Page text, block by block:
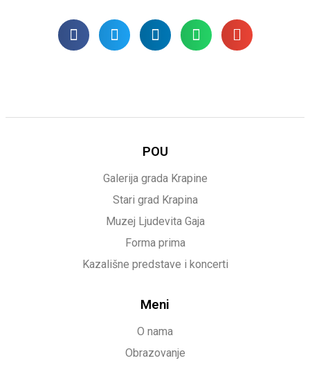
POU
Galerija grada Krapine
Stari grad Krapina
Muzej Ljudevita Gaja
Forma prima
Kazališne predstave i koncerti
Meni
O nama
Obrazovanje